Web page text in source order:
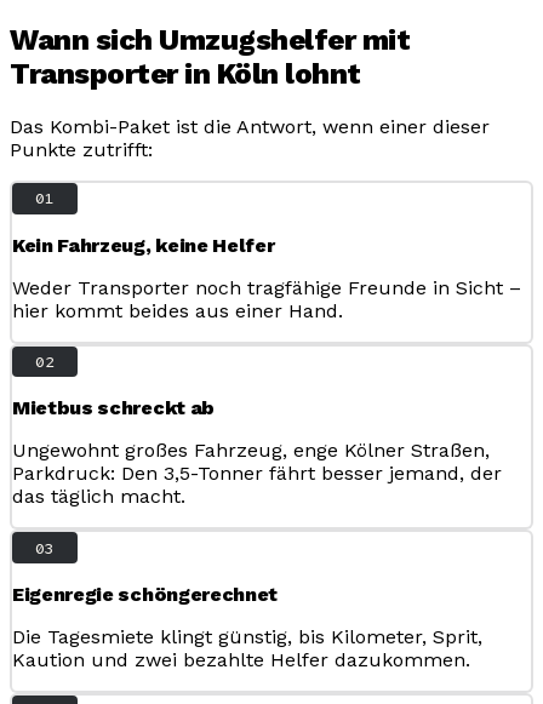
Wann sich Umzugshelfer mit
Transporter in Köln lohnt
Das Kombi-Paket ist die Antwort, wenn einer dieser
Punkte zutrifft:
01
Kein Fahrzeug, keine Helfer
Weder Transporter noch tragfähige Freunde in Sicht –
hier kommt beides aus einer Hand.
02
Mietbus schreckt ab
Ungewohnt großes Fahrzeug, enge Kölner Straßen,
Parkdruck: Den 3,5-Tonner fährt besser jemand, der
das täglich macht.
03
Eigenregie schöngerechnet
Die Tagesmiete klingt günstig, bis Kilometer, Sprit,
Kaution und zwei bezahlte Helfer dazukommen.